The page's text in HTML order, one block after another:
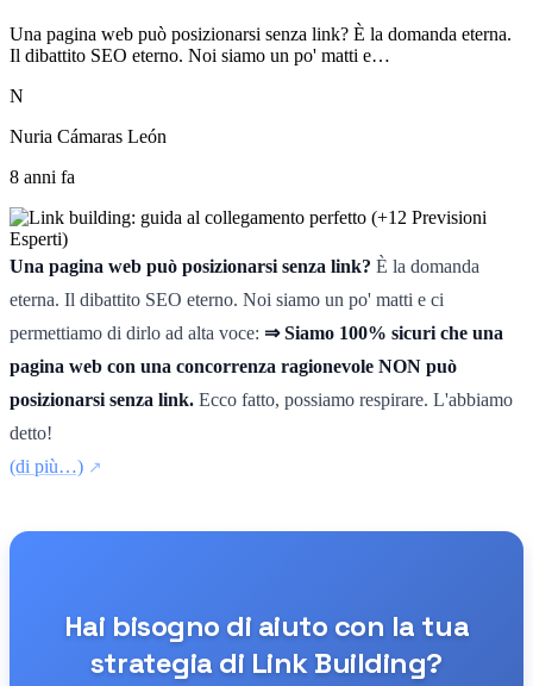
Una pagina web può posizionarsi senza link? È la domanda eterna.
Il dibattito SEO eterno. Noi siamo un po' matti e…
N
Nuria Cámaras León
8 anni fa
Una pagina web può posizionarsi senza link? È la domanda
eterna. Il dibattito SEO eterno. Noi siamo un po' matti e ci
permettiamo di dirlo ad alta voce: ⇒ Siamo 100% sicuri che una
pagina web con una concorrenza ragionevole NON può
posizionarsi senza link. Ecco fatto, possiamo respirare. L'abbiamo
detto!
(di più…)
Hai bisogno di aiuto con la tua
strategia di Link Building?